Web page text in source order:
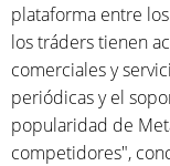
plataforma entre
los tráders tienen
comerciales y
periódicas y el
popularidad de
competidores",